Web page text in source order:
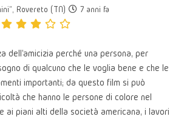
Rovereto (TN) 7 anni fa
dell'amicizia perché una persona, per
di qualcuno che le voglia bene e che le
importanti; da questo film si può
che hanno le persone di colore nel
ai piani alti della società americana, i lavori